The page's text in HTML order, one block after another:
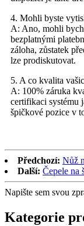
4. Mohli byste
A: Ano, mohli
bezplatnými
záloha, zůstatek
lze prodiskutovat.
5. A co kvalita
A: 100% záruka
certifikaci systému
špičkové pozice v
Předchozí: Nůž
Další: Čepele na
Napište sem svou
Kategorie